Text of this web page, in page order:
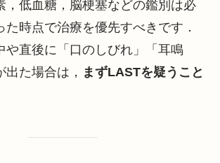
低血糖，脳梗塞などの鑑別は必
た時点で治療を優先すべきです．
や直後に「口のしびれ」「耳鳴
出た場合は， まずLASTを疑うこと